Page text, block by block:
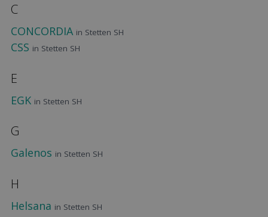
C
CONCORDIA in Stetten SH
CSS in Stetten SH
E
EGK in Stetten SH
G
Galenos in Stetten SH
H
Helsana in Stetten SH